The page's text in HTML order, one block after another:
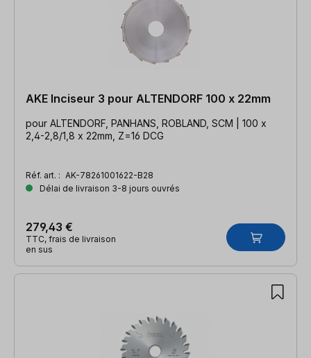
AKE Inciseur 3 pour ALTENDORF 100 x 22mm
pour ALTENDORF, PANHANS, ROBLAND, SCM | 100 x
2,4-2,8/1,8 x 22mm, Z=16 DCG
Réf. art. : AK-78261001622-B28
Délai de livraison 3-8 jours ouvrés
279,43 €
TTC, frais de livraison
en sus